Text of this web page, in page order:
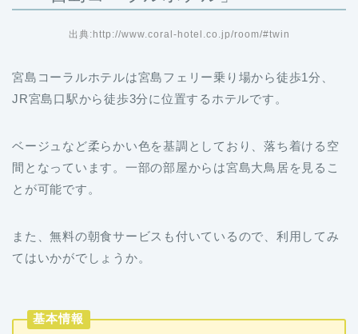
出典:http://www.coral-hotel.co.jp/room/#twin
宮島コーラルホテルは宮島フェリー乗り場から徒歩1分、
JR宮島口駅から徒歩3分に位置するホテルです。
ベージュなど柔らかい色を基調としており、落ち着ける空
間となっています。一部の部屋からは宮島大鳥居を見るこ
とが可能です。
また、無料の朝食サービスも付いているので、利用してみ
てはいかがでしょうか。
基本情報